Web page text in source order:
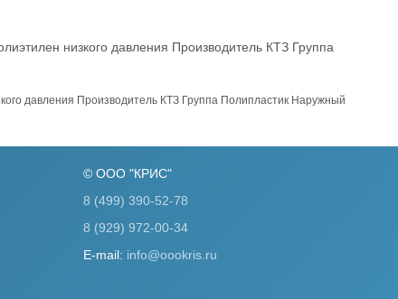
низкого давления Производитель КТЗ Группа
давления Производитель КТЗ Группа Полипластик Наружный
© ООО "КРИС"
8 (499) 390-52-78
8 (929) 972-00-34
E-mail: info@oookris.ru